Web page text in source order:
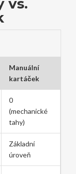
vs.
Manuální
kartáček
0
(mechanické
tahy)
Základní
úroveň